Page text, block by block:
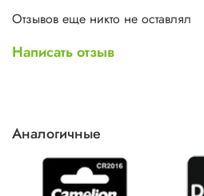
Отзывов еще никто не оставлял
Написать отзыв
Аналогичные